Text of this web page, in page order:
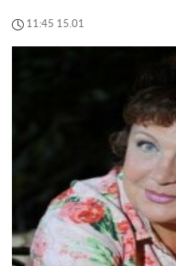
11:45 15.01